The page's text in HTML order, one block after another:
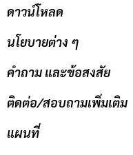
ดาวน์โหลด
นโยบายต่าง ๆ
คำถาม และข้อสงสัย
ติดต่อ/สอบถามเพิ่มเติม
แผนที่